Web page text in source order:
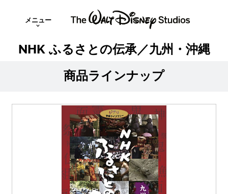
メニュー
NHK ふるさとの伝承／九州・沖縄
商品ラインナップ